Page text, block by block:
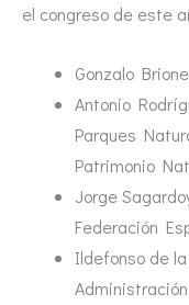
el congreso de este
Gonzalo
Antonio
Parques
Patrimonio
Jorge
Federación
Ildefonso de